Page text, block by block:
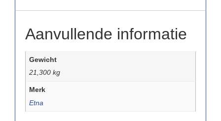
Aanvullende informatie
Gewicht
21,300 kg
Merk
Etna